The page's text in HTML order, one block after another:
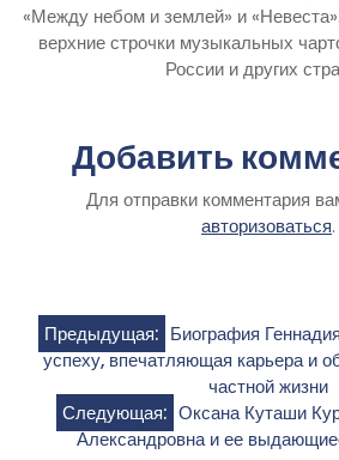
«Между небом и землей» и
верхние строчки музыкальных
России и других
Добавить
Для отправки комментария
авторизоваться.
Навигация
по
записям
Предыдущая: Биография
успеху, впечатляющая карьера и
частной жизни
Следующая: Оксана Куташи
Александровна и ее